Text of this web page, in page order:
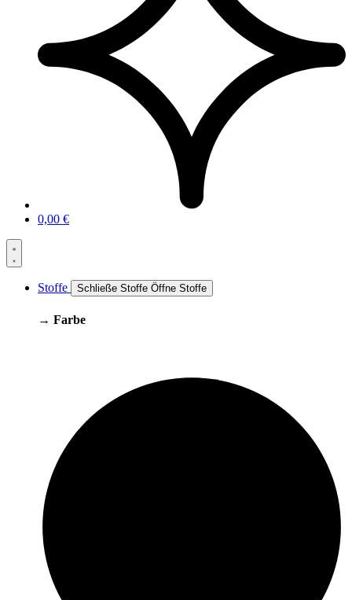
0,00 €
Stoffe Schließe Stoffe Öffne Stoffe
→ Farbe